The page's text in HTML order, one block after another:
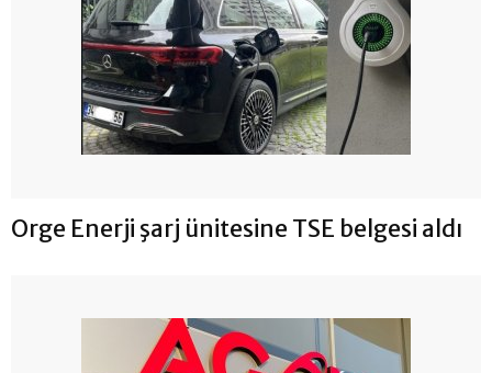
Orge Enerji şarj ünitesine TSE belgesi aldı